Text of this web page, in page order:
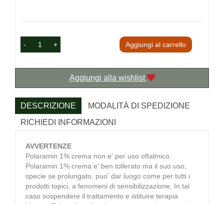
- + Aggiungi al carrello
Aggiungi alla wishlist
DESCRIZIONE
MODALITÀ DI SPEDIZIONE
RICHIEDI INFORMAZIONI
AVVERTENZE
Polaramin 1% crema non e' per uso oftalmico.
Polaramin 1% crema e' ben tollerato ma il suo uso,
specie se prolungato, puo' dar luogo come per tutti i
prodotti topici, a fenomeni di sensibilizzazione. In tal
caso sospendere il trattamento e istituire terapia